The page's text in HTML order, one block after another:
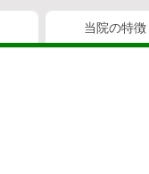
当院の特徴